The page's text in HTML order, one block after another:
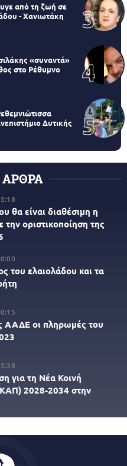
από τη ζωή σε
- Χανιωτάκη
«συναντά»
στο Ρέθυμνο
Δυτικής
ΑΡΘΡΑ
θα είναι διαθέσιμη η
οριστικοποίηση της
του ελαιολάδου και τα
ΑΑΔΕ οι πληρωμές του
για τη Νέα Κοινή
2028-2034 στην